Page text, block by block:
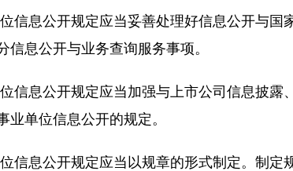
信息公开规定应当妥善处理好信息公开与
息公开与业务查询服务事项。
信息公开规定应当加强与上市公司信息披
单位信息公开的规定。
信息公开规定应当以规章的形式制定。制